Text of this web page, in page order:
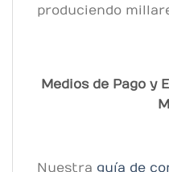
produciendo
Medios de Pago y
Nuestra guía de